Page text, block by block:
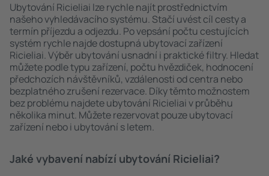
Ubytování Ricieliai lze rychle najít prostřednictvím
našeho vyhledávacího systému. Stačí uvést cíl cesty a
termín příjezdu a odjezdu. Po vepsání počtu cestujících
systém rychle najde dostupná ubytovací zařízení
Ricieliai. Výběr ubytování usnadní i praktické filtry. Hledat
můžete podle typu zařízení, počtu hvězdiček, hodnocení
předchozích návštěvníků, vzdálenosti od centra nebo
bezplatného zrušení rezervace. Díky těmto možnostem
bez problému najdete ubytování Ricieliai v průběhu
několika minut. Můžete rezervovat pouze ubytovací
zařízení nebo i ubytování s letem.
Jaké vybavení nabízí ubytování Ricieliai?